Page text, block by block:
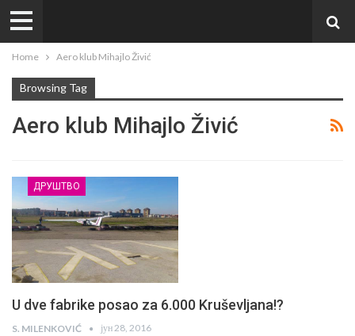
Home Aero klub Mihajlo Živić
Browsing Tag
Aero klub Mihajlo Živić
ДРУШТВО
U dve fabrike posao za 6.000 Kruševljana!?
S. MILENKOVIĆ јун 28, 2016